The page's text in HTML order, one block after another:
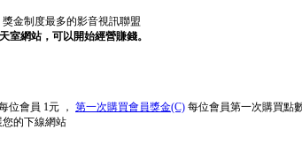
金制度最多的影音視訊聯盟
室網站，可以開始經營賺錢。
位會員 1元 ， 第一次購買會員獎金(C) 每位會員第一次購買點
的下線網站